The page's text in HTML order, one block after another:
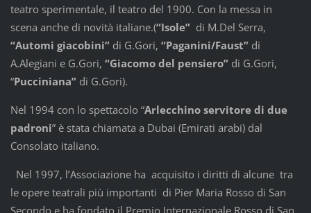
teatro sperimentale, il teatro del 1900. Con la messa in
scena anche di novità italiane.(“Isole”di M.Del Serra,
“Automi giacobini”di G.Gori, “Paganini/Faust”di
A.Alegiani e G.Gori, “Giacomo del pensiero” di G.Gori,
“Pucciniana” di G.Gori).
Nel 1994 con lo spettacolo “Arlecchino servitore di due
padroni” è stata chiamata a Dubai (Emirati arabi) dal
Consolato italiano.
Nel 1997, l’Associazione ha acquisito i diritti di alcune tra
le opere teatrali più importanti di Pier Maria Rosso di San